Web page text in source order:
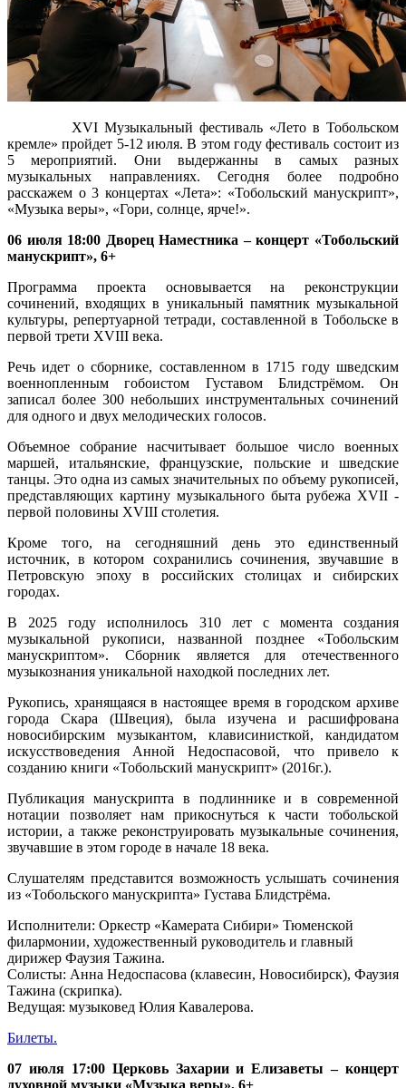
XVI Музыкальный фестиваль «Лето в Тобольском
кремле» пройдет 5-12 июля. В этом году фестиваль состоит из
5 мероприятий. Они выдержанны в самых разных
музыкальных направлениях. Сегодня более подробно
расскажем о 3 концертах «Лета»: «Тобольский манускрипт»,
«Музыка веры», «Гори, солнце, ярче!».
06 июля 18:00 Дворец Наместника – концерт «Тобольский
манускрипт», 6+
Программа проекта основывается на реконструкции
сочинений, входящих в уникальный памятник музыкальной
культуры, репертуарной тетради, составленной в Тобольске в
первой трети XVIII века.
Речь идет о сборнике, составленном в 1715 году шведским
военнопленным гобоистом Густавом Блидстрёмом. Он
записал более 300 небольших инструментальных сочинений
для одного и двух мелодических голосов.
Объемное собрание насчитывает большое число военных
маршей, итальянские, французские, польские и шведские
танцы. Это одна из самых значительных по объему рукописей,
представляющих картину музыкального быта рубежа XVII -
первой половины XVIII столетия.
Кроме того, на сегодняшний день это единственный
источник, в котором сохранились сочинения, звучавшие в
Петровскую эпоху в российских столицах и сибирских
городах.
В 2025 году исполнилось 310 лет с момента создания
музыкальной рукописи, названной позднее «Тобольским
манускриптом». Сборник является для отечественного
музыкознания уникальной находкой последних лет.
Рукопись, хранящаяся в настоящее время в городском архиве
города Скара (Швеция), была изучена и расшифрована
новосибирским музыкантом, клависинисткой, кандидатом
искусствоведения Анной Недоспасовой, что привело к
созданию книги «Тобольский манускрипт» (2016г.).
Публикация манускрипта в подлиннике и в современной
нотации позволяет нам прикоснуться к части тобольской
истории, а также реконструировать музыкальные сочинения,
звучавшие в этом городе в начале 18 века.
Слушателям представится возможность услышать сочинения
из «Тобольского манускрипта» Густава Блидстрёма.
Исполнители: Оркестр «Камерата Сибири» Тюменской
филармонии, художественный руководитель и главный
дирижер Фаузия Тажина.
Солисты: Анна Недоспасова (клавесин, Новосибирск), Фаузия
Тажина (скрипка).
Ведущая: музыковед Юлия Кавалерова.
Билеты.
07 июля 17:00 Церковь Захарии и Елизаветы – концерт
духовной музыки «Музыка веры», 6+